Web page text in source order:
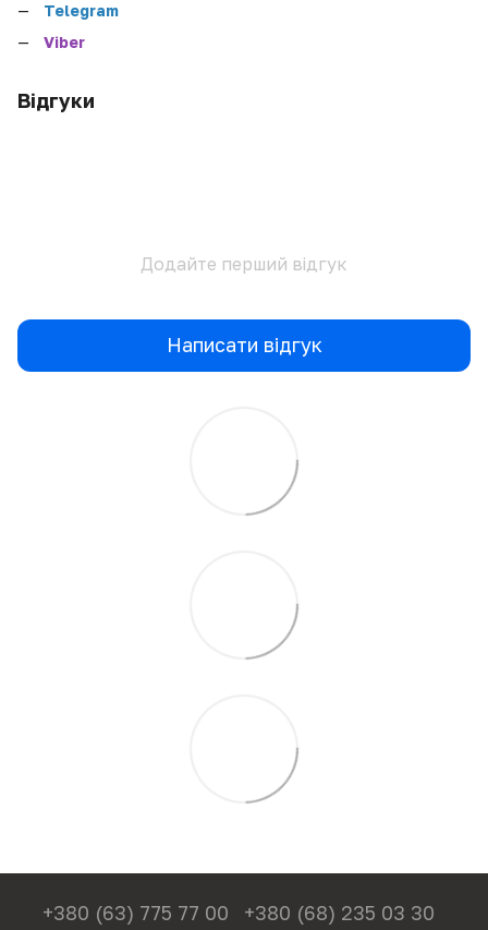
Telegram
Viber
Відгуки
Додайте перший відгук
Написати відгук
+380 (63) 775 77 00 +380 (68) 235 03 30